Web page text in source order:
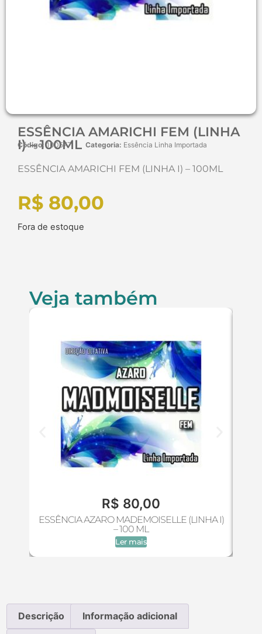
ESSÊNCIA AMARICHI FEM (LINHA
I) – 100ML
Código:100577 Categoria: Essência Linha Importada
ESSÊNCIA AMARICHI FEM (LINHA I) – 100ML
R$ 80,00
Fora de estoque
Veja também
R$ 80,00
ESSÊNCIA AZARO MADEMOISELLE (LINHA I)
– 100 ML
Ler mais
Descrição Informação adicional